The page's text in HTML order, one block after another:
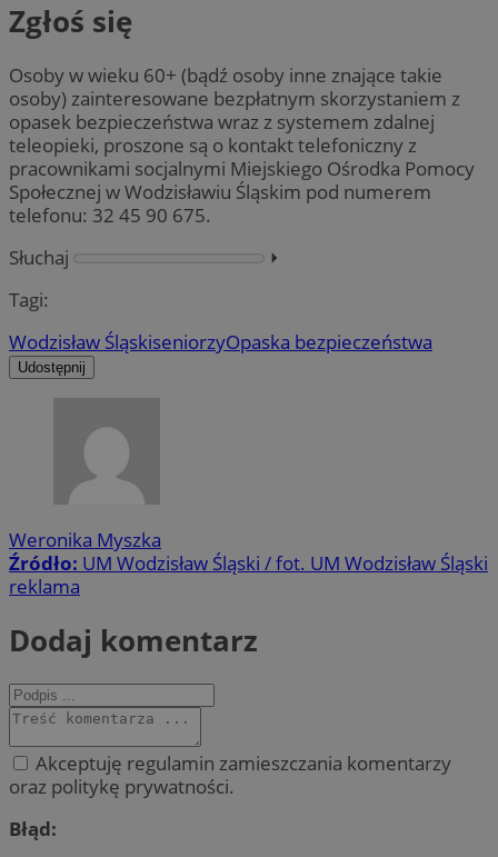
Zgłoś się
Osoby w wieku 60+ (bądź osoby inne znające takie
osoby) zainteresowane bezpłatnym skorzystaniem z
opasek bezpieczeństwa wraz z systemem zdalnej
teleopieki, proszone są o kontakt telefoniczny z
pracownikami socjalnymi Miejskiego Ośrodka Pomocy
Społecznej w Wodzisławiu Śląskim pod numerem
telefonu: 32 45 90 675.
Słuchaj
⏵︎
Tagi:
Wodzisław ŚląskiseniorzyOpaska bezpieczeństwa
Udostępnij
Weronika Myszka
Źródło: UM Wodzisław Śląski / fot. UM Wodzisław Śląski
reklama
Dodaj komentarz
Akceptuję regulamin zamieszczania komentarzy
oraz politykę prywatności.
Błąd: